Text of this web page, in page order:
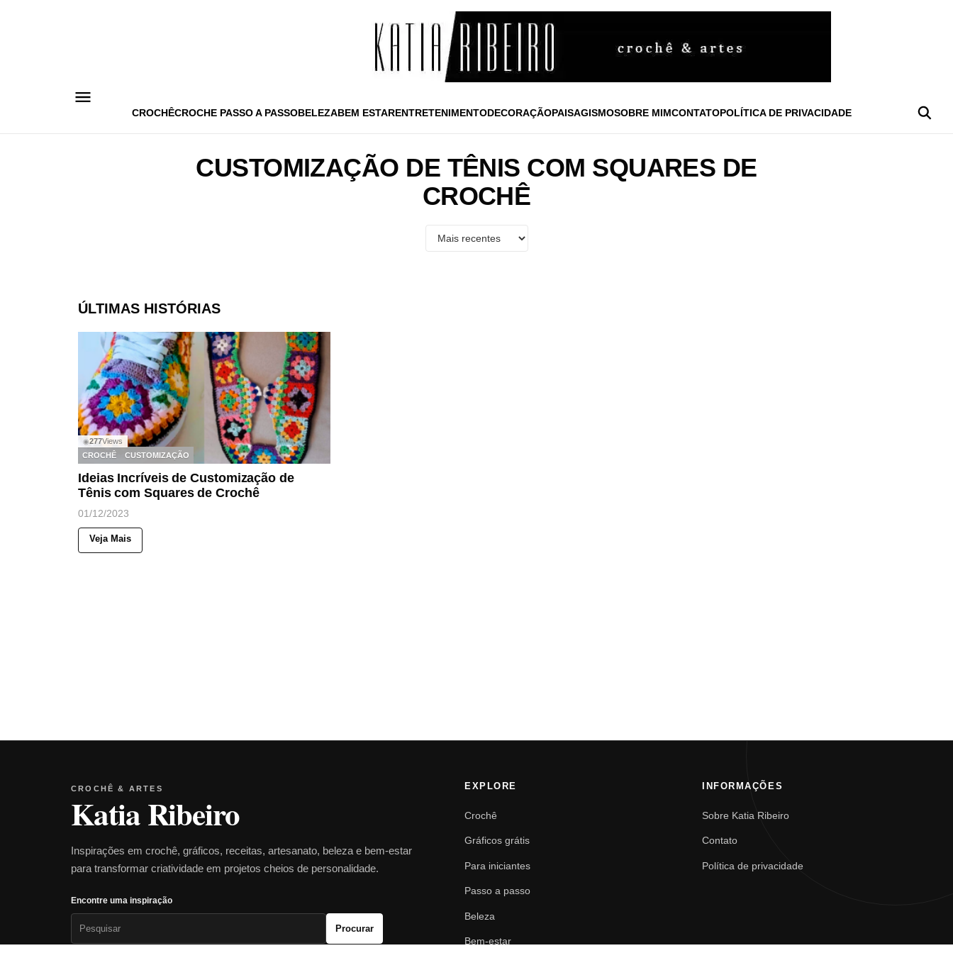
CROCHÊCROCHE PASSO A PASSOBELEZABEM ESTARENTRETENIMENTODECORAÇÃOPAISAGISMOSOBRE MIMCONTATOPOLÍTICA DE PRIVACIDADE
CUSTOMIZAÇÃO DE TÊNIS COM SQUARES DE
CROCHÊ
ÚLTIMAS HISTÓRIAS
◉277Views
CROCHÊ
CUSTOMIZAÇÃO
Ideias Incríveis de Customização de
Tênis com Squares de Crochê
01/12/2023
Veja Mais
CROCHÊ & ARTES
Katia Ribeiro
Inspirações em crochê, gráficos, receitas, artesanato, beleza e bem-estar
para transformar criatividade em projetos cheios de personalidade.
Encontre uma inspiração
Procurar
EXPLORE
Crochê
Gráficos grátis
Para iniciantes
Passo a passo
Beleza
Bem-estar
INFORMAÇÕES
Sobre Katia Ribeiro
Contato
Política de privacidade